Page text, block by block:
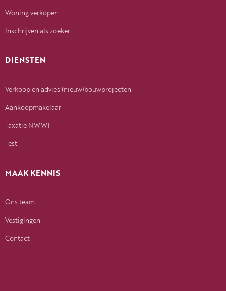
Woning verkopen
Inschrijven als zoeker
DIENSTEN
Verkoop en advies (nieuw)bouwprojecten
Aankoopmakelaar
Taxatie NWWI
Test
MAAK KENNIS
Ons team
Vestigingen
Contact